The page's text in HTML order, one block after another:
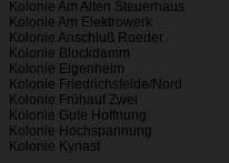
Kolonie Am Alten Steuerhaus
Kolonie Am Elektrowerk
Kolonie Anschluß Roeder
Kolonie Blockdamm
Kolonie Eigenheim
Kolonie Friedrichsfelde/Nord
Kolonie Frühauf Zwei
Kolonie Gute Hoffnung
Kolonie Hochspannung
Kolonie Kynast